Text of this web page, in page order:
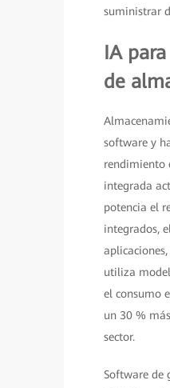
suministrar
IA
de
software y
rendimiento
integrada
potencia el
integrados,
utiliza
el consumo
un 30 %
sector.
Software de